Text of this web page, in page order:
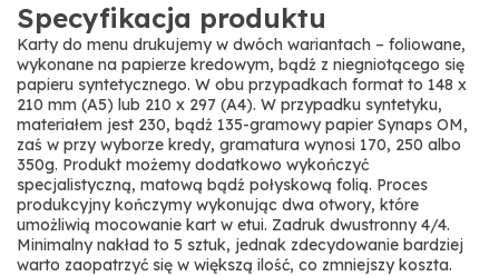
Specyfikacja produktu
Karty do menu drukujemy w dwóch wariantach – foliowane,
wykonane na papierze kredowym, bądź z niegniotącego się
papieru syntetycznego. W obu przypadkach format to 148 x
210 mm (A5) lub 210 x 297 (A4). W przypadku syntetyku,
materiałem jest 230, bądź 135-gramowy papier Synaps OM,
zaś w przy wyborze kredy, gramatura wynosi 170, 250 albo
350g. Produkt możemy dodatkowo wykończyć
specjalistyczną, matową bądź połyskową folią. Proces
produkcyjny kończymy wykonując dwa otwory, które
umożliwią mocowanie kart w etui. Zadruk dwustronny 4/4.
Minimalny nakład to 5 sztuk, jednak zdecydowanie bardziej
warto zaopatrzyć się w większą ilość, co zmniejszy koszta.